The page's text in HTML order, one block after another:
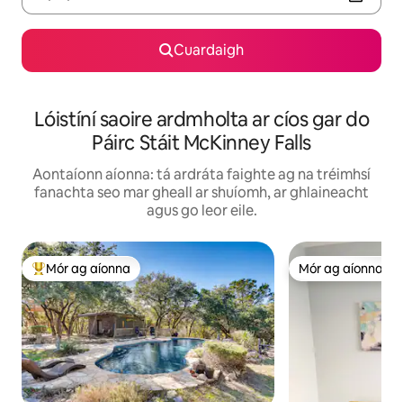
Cuardaigh
Lóistíní saoire ardmholta ar cíos gar do
Páirc Stáit McKinney Falls
Aontaíonn aíonna: tá ardráta faighte ag na tréimhsí
fanachta seo mar gheall ar shuíomh, ar ghlaineacht
agus go leor eile.
An-mhór ag aíonna
Mór ag aíonna Mór ag aíonna
Mór ag aíonna